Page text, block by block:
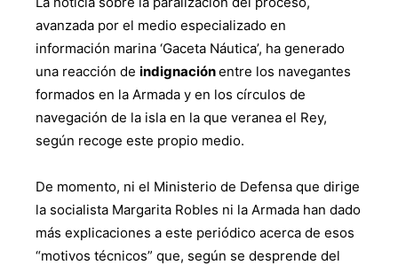
avanzada por el medio especializado en
información marina ‘Gaceta Náutica’, ha generado
una reacción de indignaciónentre los navegantes
formados en la Armada y en los círculos de
navegación de la isla en la que veranea el Rey,
según recoge este propio medio.
De momento, ni el Ministerio de Defensa que dirige
la socialista Margarita Robles ni la Armada han dado
más explicaciones a este periódico acerca de esos
“motivos técnicos” que, según se desprende del